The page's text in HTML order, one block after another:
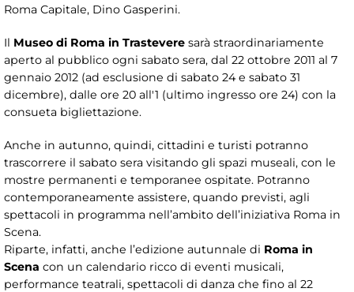
Roma Capitale, Dino Gasperini.
Il Museo di Roma in Trastevere sarà straordinariamente
aperto al pubblico ogni sabato sera, dal 22 ottobre 2011 al 7
gennaio 2012 (ad esclusione di sabato 24 e sabato 31
dicembre), dalle ore 20 all'1 (ultimo ingresso ore 24) con la
consueta bigliettazione.
Anche in autunno, quindi, cittadini e turisti potranno
trascorrere il sabato sera visitando gli spazi museali, con le
mostre permanenti e temporanee ospitate. Potranno
contemporaneamente assistere, quando previsti, agli
spettacoli in programma nell’ambito dell’iniziativa Roma in
Scena.
Riparte, infatti, anche l’edizione autunnale di Roma in
Scena con un calendario ricco di eventi musicali,
performance teatrali, spettacoli di danza che fino al 22